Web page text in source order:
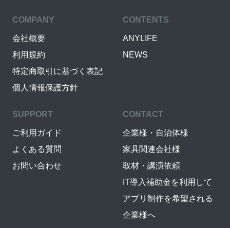
COMPANY
会社概要
利用規約
特定商取引に基づく表記
個人情報保護方針
CONTENTS
ANYLIFE
NEWS
SUPPORT
ご利用ガイド
よくある質問
お問い合わせ
CONTACT
企業様・自治体様
家具関連会社様
取材・講演依頼
IT導入補助金を利用して
アプリ制作を希望される
企業様へ